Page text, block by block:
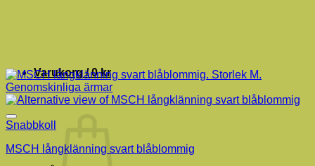
Varukorg /0kr
Snabbkoll
MSCH långklänning svart blåblommig